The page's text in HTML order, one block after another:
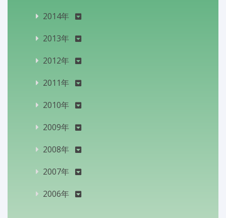
2014年
2013年
2012年
2011年
2010年
2009年
2008年
2007年
2006年